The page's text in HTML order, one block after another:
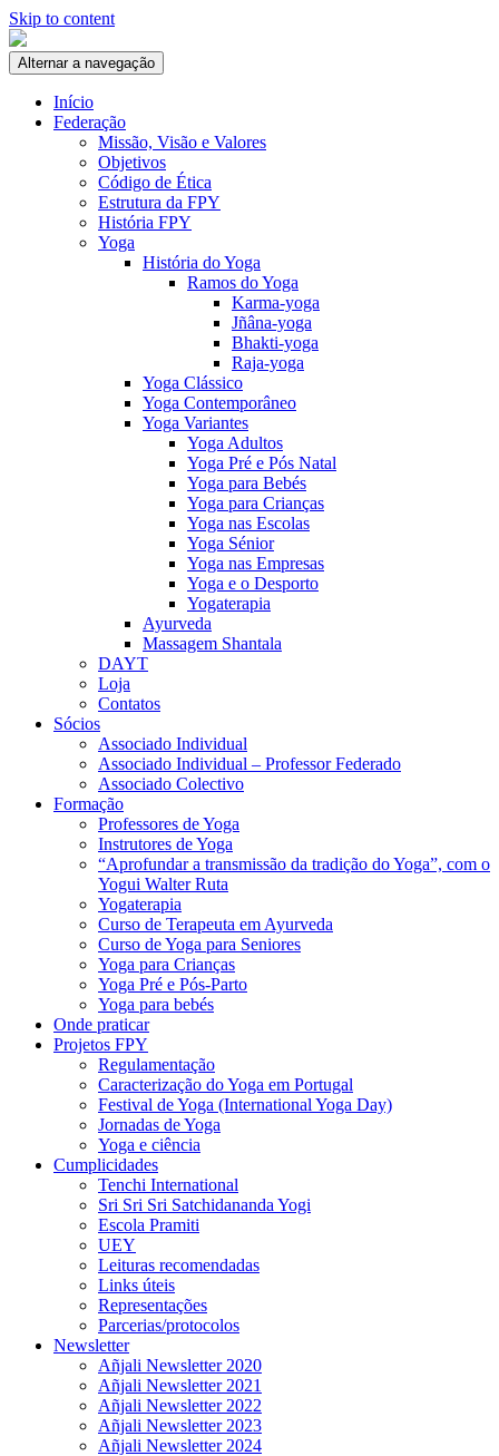
Skip to content
Alternar a navegação
Início
Federação
Missão, Visão e Valores
Objetivos
Código de Ética
Estrutura da FPY
História FPY
Yoga
História do Yoga
Ramos do Yoga
Karma-yoga
Jñâna-yoga
Bhakti-yoga
Raja-yoga
Yoga Clássico
Yoga Contemporâneo
Yoga Variantes
Yoga Adultos
Yoga Pré e Pós Natal
Yoga para Bebés
Yoga para Crianças
Yoga nas Escolas
Yoga Sénior
Yoga nas Empresas
Yoga e o Desporto
Yogaterapia
Ayurveda
Massagem Shantala
DAYT
Loja
Contatos
Sócios
Associado Individual
Associado Individual – Professor Federado
Associado Colectivo
Formação
Professores de Yoga
Instrutores de Yoga
“Aprofundar a transmissão da tradição do Yoga”, com o
Yogui Walter Ruta
Yogaterapia
Curso de Terapeuta em Ayurveda
Curso de Yoga para Seniores
Yoga para Crianças
Yoga Pré e Pós-Parto
Yoga para bebés
Onde praticar
Projetos FPY
Regulamentação
Caracterização do Yoga em Portugal
Festival de Yoga (International Yoga Day)
Jornadas de Yoga
Yoga e ciência
Cumplicidades
Tenchi International
Sri Sri Sri Satchidananda Yogi
Escola Pramiti
UEY
Leituras recomendadas
Links úteis
Representações
Parcerias/protocolos
Newsletter
Añjali Newsletter 2020
Añjali Newsletter 2021
Añjali Newsletter 2022
Añjali Newsletter 2023
Añjali Newsletter 2024